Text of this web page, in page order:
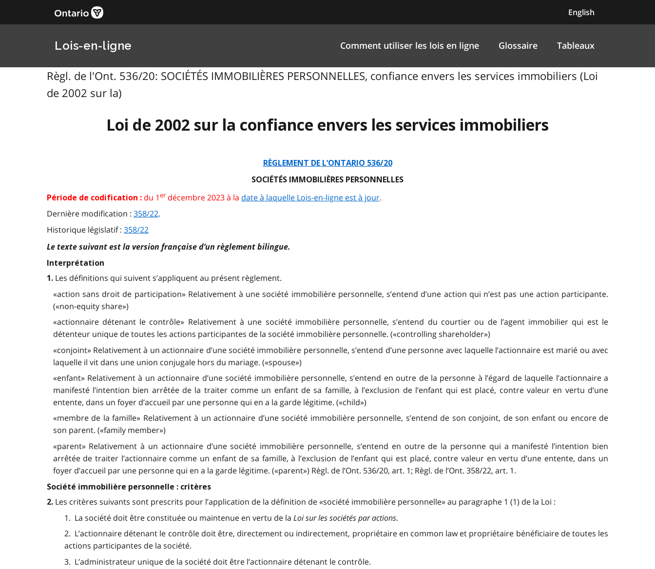
English
Lois-en-ligne Comment utiliser les lois en ligne Glossaire Tableaux
Règl. de l'Ont. 536/20: SOCIÉTÉS IMMOBILIÈRES PERSONNELLES, confiance envers les services immobiliers (Loi
de 2002 sur la)
Loi de 2002 sur la confiance envers les services immobiliers
RÈGLEMENT DE L’ONTARIO 536/20
SOCIÉTÉS IMMOBILIÈRES PERSONNELLES
Période de codification : du 1er décembre 2023 à la date à laquelle Lois-en-ligne est à jour.
Dernière modification : 358/22.
Historique législatif : 358/22
Le texte suivant est la version française d’un règlement bilingue.
Interprétation
1. Les définitions qui suivent s’appliquent au présent règlement.
«action sans droit de participation» Relativement à une société immobilière personnelle, s’entend d’une action qui n’est pas une action participante.
(«non-equity share»)
«actionnaire détenant le contrôle» Relativement à une société immobilière personnelle, s’entend du courtier ou de l’agent immobilier qui est le
détenteur unique de toutes les actions participantes de la société immobilière personnelle. («controlling shareholder»)
«conjoint» Relativement à un actionnaire d’une société immobilière personnelle, s’entend d’une personne avec laquelle l’actionnaire est marié ou avec
laquelle il vit dans une union conjugale hors du mariage. («spouse»)
«enfant» Relativement à un actionnaire d’une société immobilière personnelle, s’entend en outre de la personne à l’égard de laquelle l’actionnaire a
manifesté l’intention bien arrêtée de la traiter comme un enfant de sa famille, à l’exclusion de l’enfant qui est placé, contre valeur en vertu d’une
entente, dans un foyer d’accueil par une personne qui en a la garde légitime. («child»)
«membre de la famille» Relativement à un actionnaire d’une société immobilière personnelle, s’entend de son conjoint, de son enfant ou encore de
son parent. («family member»)
«parent» Relativement à un actionnaire d’une société immobilière personnelle, s’entend en outre de la personne qui a manifesté l’intention bien
arrêtée de traiter l’actionnaire comme un enfant de sa famille, à l’exclusion de l’enfant qui est placé, contre valeur en vertu d’une entente, dans un
foyer d’accueil par une personne qui en a la garde légitime. («parent») Règl. de l’Ont. 536/20, art. 1; Règl. de l’Ont. 358/22, art. 1.
Société immobilière personnelle : critères
2. Les critères suivants sont prescrits pour l’application de la définition de «société immobilière personnelle» au paragraphe 1 (1) de la Loi :
1. La société doit être constituée ou maintenue en vertu de la Loi sur les sociétés par actions.
2. L’actionnaire détenant le contrôle doit être, directement ou indirectement, propriétaire en common law et propriétaire bénéficiaire de toutes les
actions participantes de la société.
3. L’administrateur unique de la société doit être l’actionnaire détenant le contrôle.